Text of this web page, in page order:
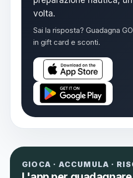
volta.
Sai la risposta? Guadagna
in gift card e sconti.
GIOCA · ACCUMULA ·